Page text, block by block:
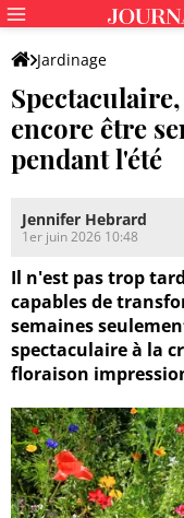
Jardinage
encore être
pendant l'été
Jennifer Hebrard
1er juin 2026 10:48
Il n'est pas trop
capables de
semaines
spectaculaire à la
floraison